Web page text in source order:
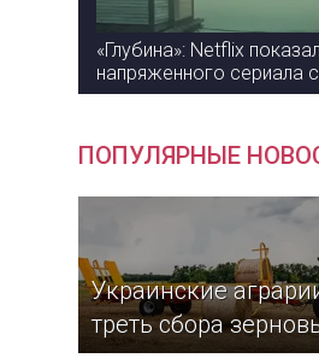
«Глубина»: Netflix
напряженного сериала
ПОПУЛЯРНЫЕ
Украинские
треть сбора